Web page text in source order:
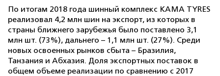
По итогам 2018 года шинный комплекс KAMA TYRES
реализовал 4,2 млн шин на экспорт, из которых в
страны ближнего зарубежья было поставлено 3,1
млн шт. (73%), дальнего – 1,1 млн шт. (27%). Среди
новых освоенных рынков сбыта – Бразилия,
Танзания и Абхазия. Доля экспортных поставок в
общем объеме реализации по сравнению с 2017